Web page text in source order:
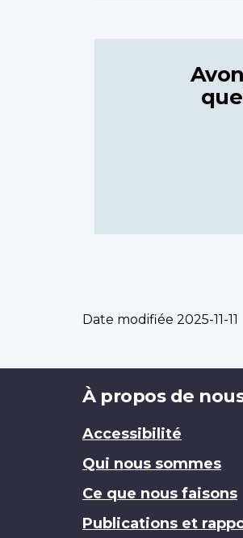
Date modifiée 2025-11-11
Brand
À propos de
Accessibilité
Qui nous sommes
Ce que nous faisons
Publications et